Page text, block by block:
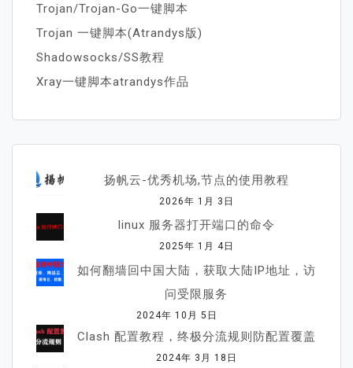
Trojan/Trojan-Go一键脚本
Trojan 一键脚本(Atrandys版)
Shadowsocks/SS教程
Xray一键脚本atrandys作品
扬帆云-优秀机场,节点的使用教程
2026年 1月 3日
linux 服务器打开端口的命令
2025年 1月 4日
如何翻墙回中国大陆，获取大陆IP地址，访
问受限服务
2024年 10月 5日
Clash 配置教程，终极分流规则防配置覆盖
2024年 3月 18日